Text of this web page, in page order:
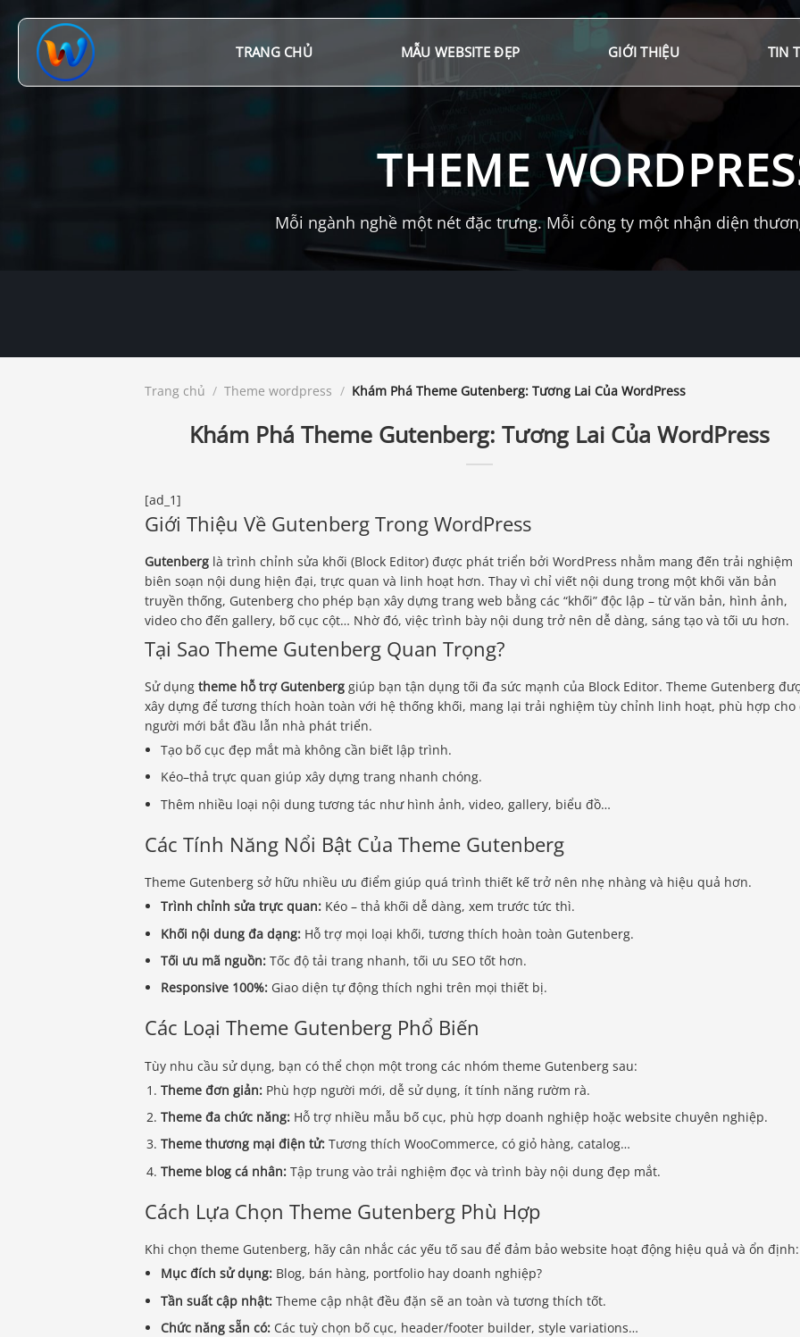
đến
TRANG CHỦ MẪU WEBSITE ĐẸP GIỚI THIỆU TIN
THEME
Mỗi ngành nghề một nét đặc trưng. Mỗi công ty một nhận diện
Trang chủ / Theme wordpress / Khám Phá Theme Gutenberg: Tương Lai Của WordPress
Khám Phá Theme Gutenberg: Tương Lai Của WordPress
[ad_1]
Giới Thiệu Về Gutenberg Trong WordPress
Gutenberg là trình chỉnh sửa khối (Block Editor) được phát triển bởi WordPress nhằm mang đến trải nghiệm
biên soạn nội dung hiện đại, trực quan và linh hoạt hơn. Thay vì chỉ viết nội dung trong một khối văn bản
truyền thống, Gutenberg cho phép bạn xây dựng trang web bằng các “khối” độc lập – từ văn bản, hình ảnh,
video cho đến gallery, bố cục cột… Nhờ đó, việc trình bày nội dung trở nên dễ dàng, sáng tạo và tối ưu hơn.
Tại Sao Theme Gutenberg Quan Trọng?
Sử dụng theme hỗ trợ Gutenberg giúp bạn tận dụng tối đa sức mạnh của Block Editor. Theme Gutenberg
xây dựng để tương thích hoàn toàn với hệ thống khối, mang lại trải nghiệm tùy chỉnh linh hoạt, phù hợp cho
người mới bắt đầu lẫn nhà phát triển.
Tạo bố cục đẹp mắt mà không cần biết lập trình.
Kéo–thả trực quan giúp xây dựng trang nhanh chóng.
Thêm nhiều loại nội dung tương tác như hình ảnh, video, gallery, biểu đồ…
Các Tính Năng Nổi Bật Của Theme Gutenberg
Theme Gutenberg sở hữu nhiều ưu điểm giúp quá trình thiết kế trở nên nhẹ nhàng và hiệu quả hơn.
Trình chỉnh sửa trực quan: Kéo – thả khối dễ dàng, xem trước tức thì.
Khối nội dung đa dạng: Hỗ trợ mọi loại khối, tương thích hoàn toàn Gutenberg.
Tối ưu mã nguồn: Tốc độ tải trang nhanh, tối ưu SEO tốt hơn.
Responsive 100%: Giao diện tự động thích nghi trên mọi thiết bị.
Các Loại Theme Gutenberg Phổ Biến
Tùy nhu cầu sử dụng, bạn có thể chọn một trong các nhóm theme Gutenberg sau:
Theme đơn giản: Phù hợp người mới, dễ sử dụng, ít tính năng rườm rà.
Theme đa chức năng: Hỗ trợ nhiều mẫu bố cục, phù hợp doanh nghiệp hoặc website chuyên nghiệp.
Theme thương mại điện tử: Tương thích WooCommerce, có giỏ hàng, catalog…
Theme blog cá nhân: Tập trung vào trải nghiệm đọc và trình bày nội dung đẹp mắt.
Cách Lựa Chọn Theme Gutenberg Phù Hợp
Khi chọn theme Gutenberg, hãy cân nhắc các yếu tố sau để đảm bảo website hoạt động hiệu quả và ổn định:
Mục đích sử dụng: Blog, bán hàng, portfolio hay doanh nghiệp?
Tần suất cập nhật: Theme cập nhật đều đặn sẽ an toàn và tương thích tốt.
Chức năng sẵn có: Các tuỳ chọn bố cục, header/footer builder, style variations…